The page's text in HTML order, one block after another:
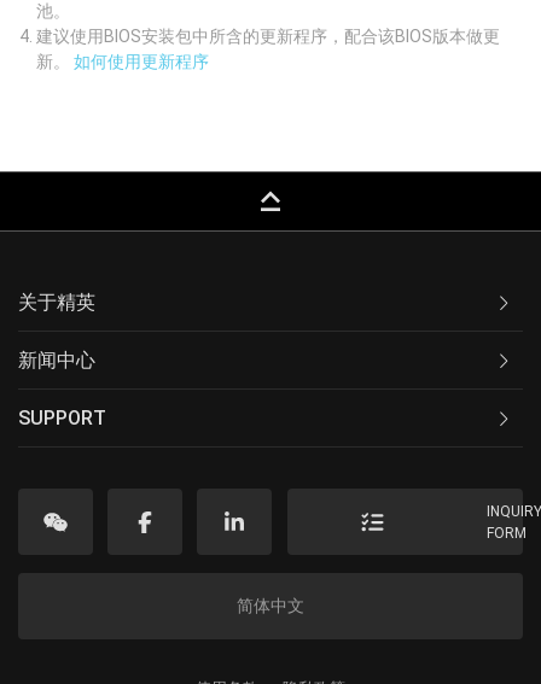
池。
建议使用BIOS安装包中所含的更新程序，配合该BIOS版本做更
新。 如何使用更新程序
keyboard_capslock
关于精英
新闻中心
SUPPORT
FORM
简体中文